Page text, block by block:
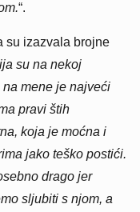
“.
su izazvala brojne
su na nekoj
mene je najveći
pravi štih
koja je moćna i
jako teško postići.
drago jer
sljubiti s njom, a